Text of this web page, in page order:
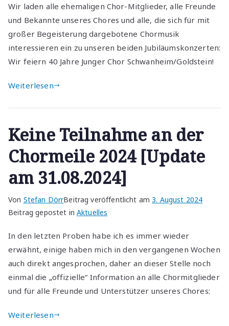
Wir laden alle ehemaligen Chor-Mitglieder, alle Freunde
und Bekannte unseres Chores und alle, die sich für mit
großer Begeisterung dargebotene Chormusik
interessieren ein zu unseren beiden Jubiläumskonzerten:
Wir feiern 40 Jahre Junger Chor Schwanheim/Goldstein!
Weiterlesen
Keine Teilnahme an der
Chormeile 2024 [Update
am 31.08.2024]
Von Stefan DörrBeitrag veröffentlicht am3. August 2024
Beitrag gepostet inAktuelles
In den letzten Proben habe ich es immer wieder
erwähnt, einige haben mich in den vergangenen Wochen
auch direkt angesprochen, daher an dieser Stelle noch
einmal die „offizielle“ Information an alle Chormitglieder
und für alle Freunde und Unterstützer unseres Chores:
Weiterlesen